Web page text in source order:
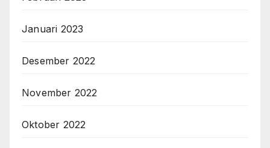
Januari 2023
Desember 2022
November 2022
Oktober 2022